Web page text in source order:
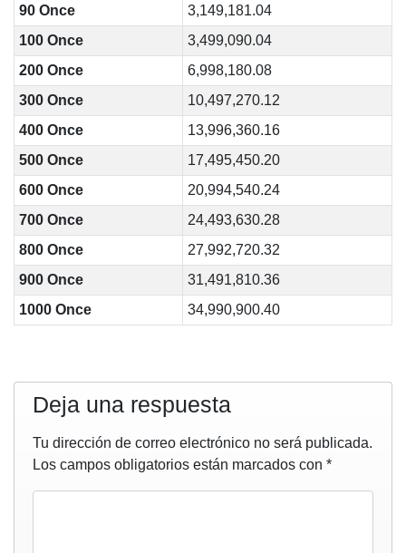
90 Once
3,149,181.04
100 Once
3,499,090.04
200 Once
6,998,180.08
300 Once
10,497,270.12
400 Once
13,996,360.16
500 Once
17,495,450.20
600 Once
20,994,540.24
700 Once
24,493,630.28
800 Once
27,992,720.32
900 Once
31,491,810.36
1000 Once
34,990,900.40
Deja una respuesta
Tu dirección de correo electrónico no será publicada.
Los campos obligatorios están marcados con *